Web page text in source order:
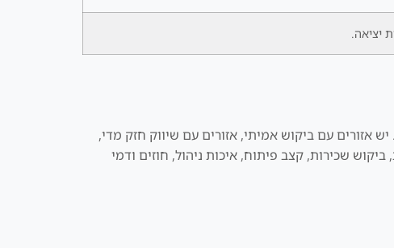
יציאה.
אזורים עם ביקוש אמיתי, אזורים עם שיווק חזק מדי,
שכירות, קצב פיתוח, איכות ניהול, חוזים ודמי